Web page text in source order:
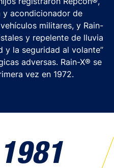
y acondicionador de
militares, y Rain-
y repelente de lluvia
y la seguridad al volante”
adversas. Rain-X® se
vez en 1972.
1981